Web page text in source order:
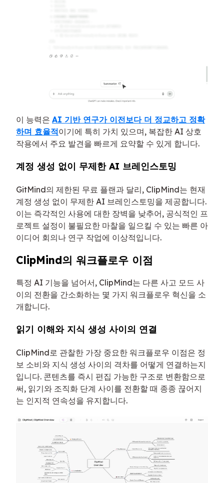
이 능력은 AI 기반 연구가 이전보다 더 정교하고 정확
하며 효율적이기에 특히 가치 있으며, 복잡한 AI 상호
작용에서 주요 발견을 빠르게 요약할 수 있게 합니다.
계정 생성 없이 무제한 AI 브레인스토밍
GitMind의 제한된 무료 플랜과 달리, ClipMind는 현재
계정 생성 없이 무제한 AI 브레인스토밍을 제공합니다.
이는 즉각적인 사용에 대한 장벽을 낮추어, 공식적인 프
로젝트 설정이 불필요한 마찰을 일으킬 수 있는 빠른 아
이디어 회의나 연구 작업에 이상적입니다.
ClipMind의 워크플로우 이점
특정 AI 기능을 넘어서, ClipMind는 다른 사고 모드 사
이의 전환을 간소화하는 몇 가지 워크플로우 혁신을 소
개합니다.
읽기 이해와 지식 생성 사이의 연결
ClipMind로 관찰한 가장 중요한 워크플로우 이점은 정
보 소비와 지식 생성 사이의 격차를 어떻게 연결하는지
입니다. 콘텐츠를 즉시 편집 가능한 구조로 변환함으로
써, 읽기와 조직화 단계 사이를 전환할 때 종종 끊어지
는 인지적 연속성을 유지합니다.